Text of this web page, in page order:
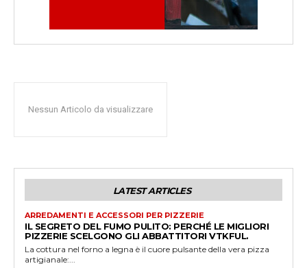
Nessun Articolo da visualizzare
LATEST ARTICLES
ARREDAMENTI E ACCESSORI PER PIZZERIE
IL SEGRETO DEL FUMO PULITO: PERCHÉ LE MIGLIORI
PIZZERIE SCELGONO GLI ABBATTITORI VTKFUL.
La cottura nel forno a legna è il cuore pulsante della vera pizza
artigianale:...